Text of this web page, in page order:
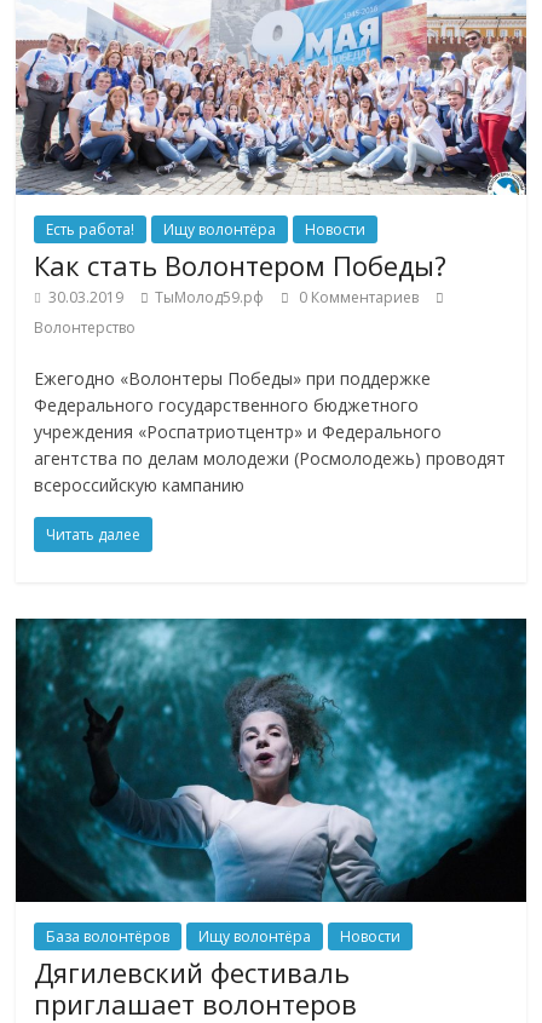
Есть работа! Ищу волонтёра Новости
Как стать Волонтером Победы?
30.03.2019 ТыМолод59.рф
0 Комментариев
Волонтерство
Ежегодно «Волонтеры Победы» при поддержке
Федерального государственного бюджетного
учреждения «Роспатриотцентр» и Федерального
агентства по делам молодежи (Росмолодежь) проводят
всероссийскую кампанию
Читать далее
База волонтёров Ищу волонтёра Новости
Дягилевский фестиваль
приглашает волонтеров